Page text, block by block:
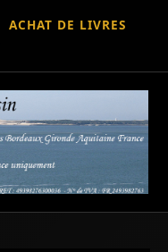
ACHAT DE LIVRES